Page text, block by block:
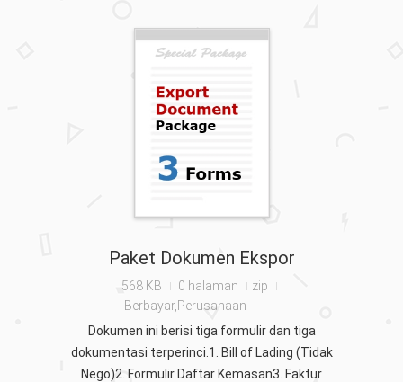
Paket Dokumen Ekspor
568 KB 0 halaman
zip
Berbayar,Perusahaan
Dokumen ini berisi tiga formulir dan tiga
dokumentasi terperinci.1. Bill of Lading (Tidak
Nego)2. Formulir Daftar Kemasan3. Faktur